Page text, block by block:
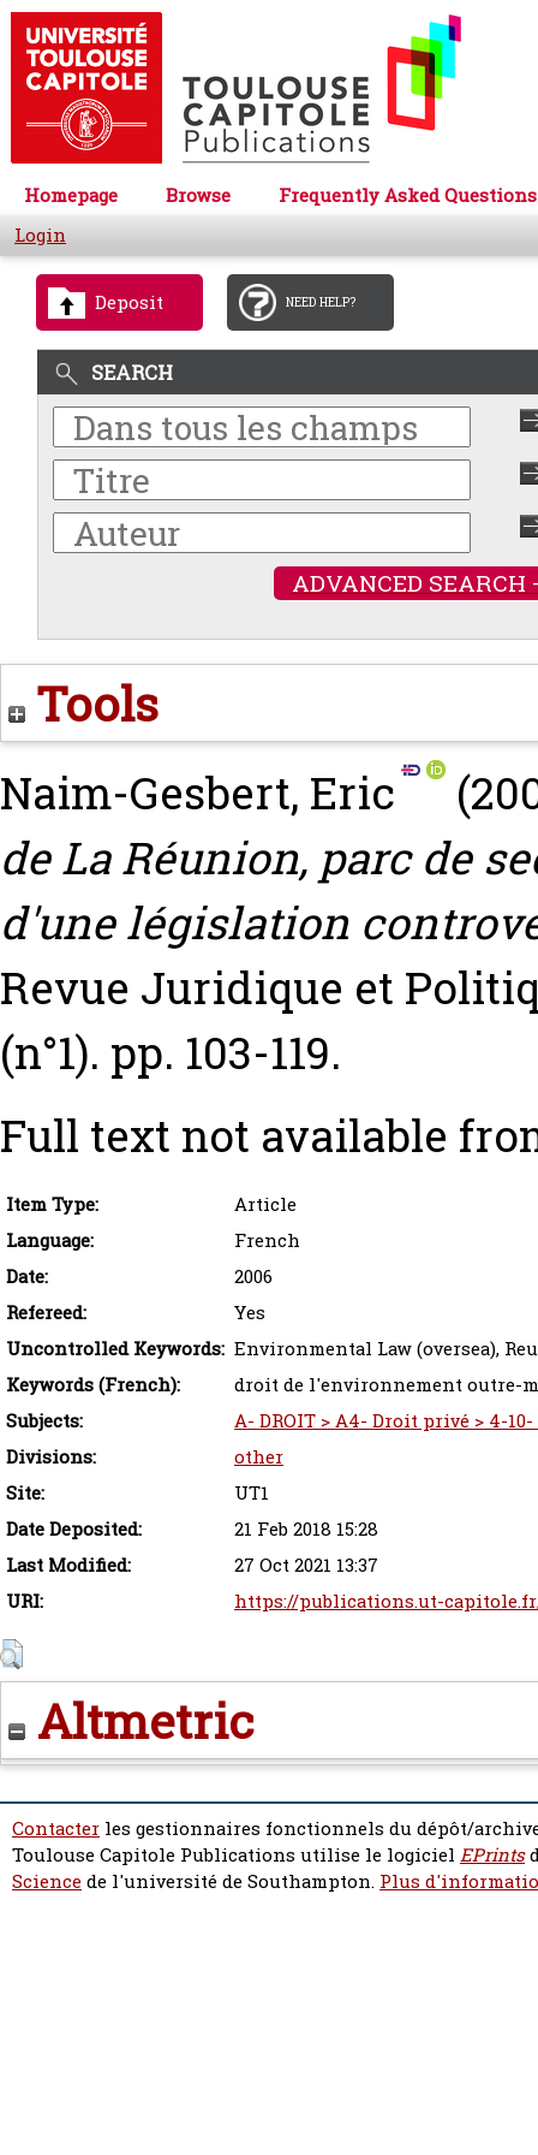
Homepage Browse
Frequently Asked Questions
Login
Deposit NEED HELP?
SEARCH
ADVANCED SEARCH
Tools
Naim-Gesbert, Eric
de La Réunion, parc de
d'une législation
Revue Juridique et
(n°1). pp. 103-119.
Full text not available
Item Type:
Article
Language:
French
Date:
2006
Refereed:
Yes
Uncontrolled Keywords: Environmental Law (oversea),
Keywords (French):
droit de l'environnement outre-
Subjects:
A- DROIT > A4- Droit privé > 4-
Divisions:
other
Site:
UT1
Date Deposited:
21 Feb 2018 15:28
Last Modified:
27 Oct 2021 13:37
URI:
https://publications.ut-
Altmetric
Contacter les gestionnaires fonctionnels du dépôt/
Toulouse Capitole Publications utilise le logiciel EPrints
Sciencede l'université de Southampton. Plus